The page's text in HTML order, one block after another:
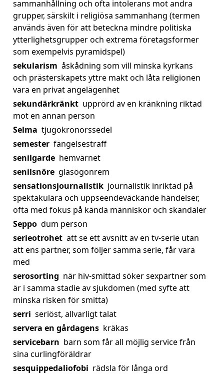
sammanhållning och ofta intolerans mot andra
grupper, särskilt i religiösa sammanhang (termen
används även för att beteckna mindre politiska
ytterlighetsgrupper och extrema företagsformer
som exempelvis pyramidspel)
sekularism åskådning som vill minska kyrkans
och prästerskapets yttre makt och låta religionen
vara en privat angelägenhet
sekundärkränkt upprörd av en kränkning riktad
mot en annan person
Selma tjugokronorssedel
semester fängelsestraff
senilgarde hemvärnet
senilsnöre glasögonrem
sensationsjournalistik journalistik inriktad på
spektakulära och uppseendeväckande händelser,
ofta med fokus på kända människor och skandaler
Seppo dum person
serieotrohet att se ett avsnitt av en tv-serie utan
att ens partner, som följer samma serie, får vara
med
serosorting när hiv-smittad söker sexpartner som
är i samma stadie av sjukdomen (med syfte att
minska risken för smitta)
serri seriöst, allvarligt talat
servera en gårdagens kräkas
servicebarn barn som får all möjlig service från
sina curlingföräldrar
sesquippedaliofobi rädsla för långa ord